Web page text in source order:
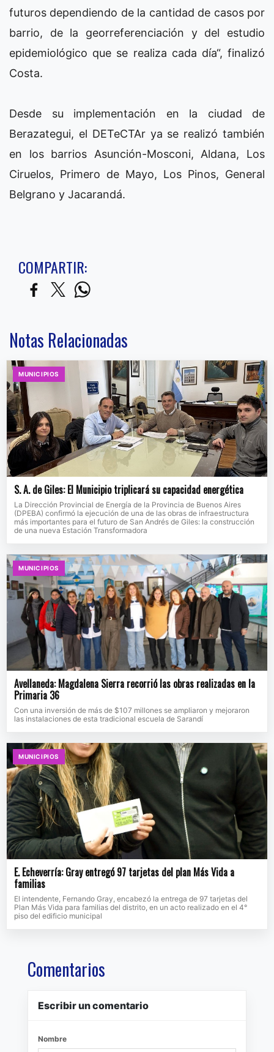
futuros dependiendo de la cantidad de casos por
barrio, de la georreferenciación y del estudio
epidemiológico que se realiza cada día“, finalizó
Costa.
Desde su implementación en la ciudad de
Berazategui, el DETeCTAr ya se realizó también
en los barrios Asunción-Mosconi, Aldana, Los
Ciruelos, Primero de Mayo, Los Pinos, General
Belgrano y Jacarandá.
COMPARTIR:
Notas Relacionadas
MUNICIPIOS
S. A. de Giles: El Municipio triplicará su capacidad energética
La Dirección Provincial de Energía de la Provincia de Buenos Aires
(DPEBA) confirmó la ejecución de una de las obras de infraestructura
más importantes para el futuro de San Andrés de Giles: la construcción
de una nueva Estación Transformadora
MUNICIPIOS
Avellaneda: Magdalena Sierra recorrió las obras realizadas en la
Primaria 36
Con una inversión de más de $107 millones se ampliaron y mejoraron
las instalaciones de esta tradicional escuela de Sarandí
MUNICIPIOS
E. Echeverría: Gray entregó 97 tarjetas del plan Más Vida a
familias
El intendente, Fernando Gray, encabezó la entrega de 97 tarjetas del
Plan Más Vida para familias del distrito, en un acto realizado en el 4°
piso del edificio municipal
Comentarios
Escribir un comentario
Nombre